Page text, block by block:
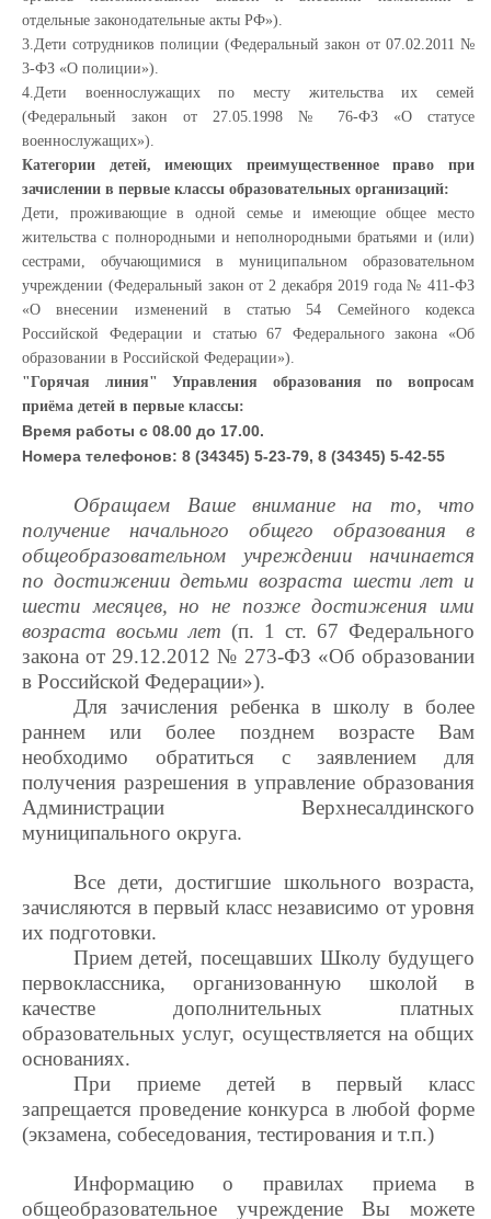
отдельные законодательные акты РФ»).
3.Дети сотрудников полиции (Федеральный закон от 07.02.2011 №
3-ФЗ «О полиции»).
4.Дети военнослужащих по месту жительства их семей
(Федеральный закон от 27.05.1998 № 76-ФЗ «О статусе
военнослужащих»).
Категории детей, имеющих преимущественное право при
зачислении в первые классы образовательных организаций:
Дети, проживающие в одной семье и имеющие общее место
жительства с полнородными и неполнородными братьями и (или)
сестрами, обучающимися в муниципальном образовательном
учреждении (Федеральный закон от 2 декабря 2019 года № 411-ФЗ
«О внесении изменений в статью 54 Семейного кодекса
Российской Федерации и статью 67 Федерального закона «Об
образовании в Российской Федерации»).
"Горячая линия" Управления образования по вопросам
приёма детей в первые классы:
Время работы с 08.00 до 17.00.
Номера телефонов: 8 (34345) 5-23-79, 8 (34345) 5-42-55
Обращаем Ваше внимание на то, что
получение начального общего образования в
общеобразовательном учреждении начинается
по достижении детьми возраста шести лет и
шести месяцев, но не позже достижения ими
возраста восьми лет (п. 1 ст. 67 Федерального
закона от 29.12.2012 № 273-ФЗ «Об образовании
в Российской Федерации»).
Для зачисления ребенка в школу в более
раннем или более позднем возрасте Вам
необходимо обратиться с заявлением для
получения разрешения в управление образования
Администрации Верхнесалдинского
муниципального округа.
Все дети, достигшие школьного возраста,
зачисляются в первый класс независимо от уровня
их подготовки.
Прием детей, посещавших Школу будущего
первоклассника, организованную школой в
качестве дополнительных платных
образовательных услуг, осуществляется на общих
основаниях.
При приеме детей в первый класс
запрещается проведение конкурса в любой форме
(экзамена, собеседования, тестирования и т.п.)
Информацию о правилах приема в
общеобразовательное учреждение Вы можете